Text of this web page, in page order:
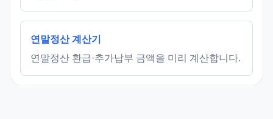
연말정산 계산기
연말정산 환급·추가납부 금액을 미리 계산합니다.